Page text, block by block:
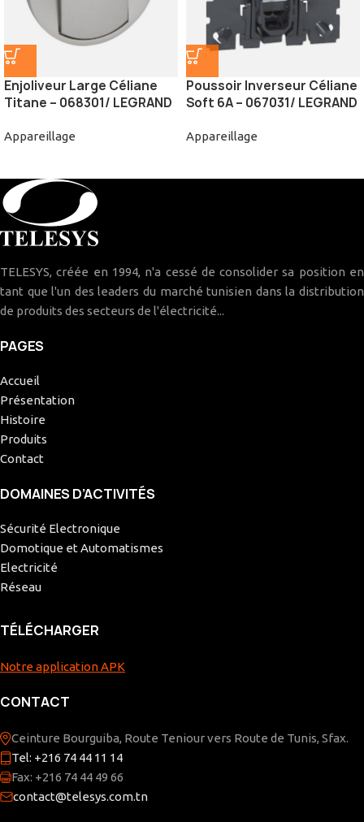
Enjoliveur Large Céliane
Titane – 068301/ LEGRAND
Appareillage
Poussoir Inverseur Céliane
Soft 6A – 067031/ LEGRAND
Appareillage
TELESYS, créée en 1994, n'a cessé de consolider sa position en
tant que l'un des leaders du marché tunisien dans la distribution
de produits des secteurs de l'électricité...
PAGES
Accueil
Présentation
Histoire
Produits
Contact
DOMAINES D’ACTIVITÉS
Sécurité Electronique
Domotique et Automatismes
Electricité
Réseau
TÉLÉCHARGER
Notre application APK
CONTACT
Ceinture Bourguiba, Route Teniour vers Route de Tunis, Sfax.
Tel: +216 74 44 11 14
Fax: +216 74 44 49 66
contact@telesys.com.tn